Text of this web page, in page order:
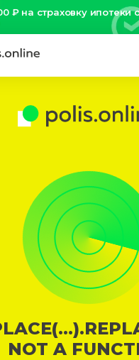
₽ на страховку ипотеки
NOT A